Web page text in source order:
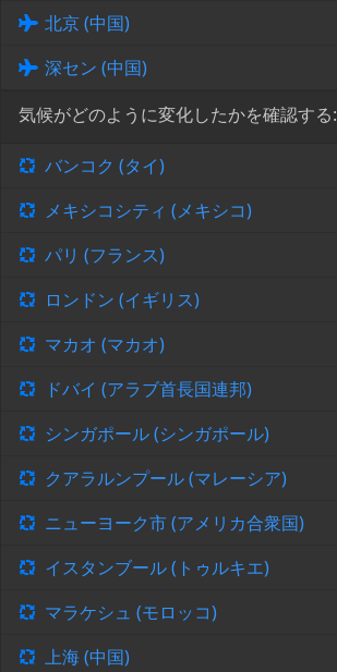
北京 (中国)
深セン (中国)
気候がどのように変化したかを確認する:
バンコク (タイ)
メキシコシティ (メキシコ)
パリ (フランス)
ロンドン (イギリス)
マカオ (マカオ)
ドバイ (アラブ首長国連邦)
シンガポール (シンガポール)
クアラルンプール (マレーシア)
ニューヨーク市 (アメリカ合衆国)
イスタンブール (トゥルキエ)
マラケシュ (モロッコ)
上海 (中国)